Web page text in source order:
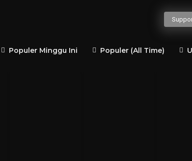
Populer Minggu Ini Populer (All Time)